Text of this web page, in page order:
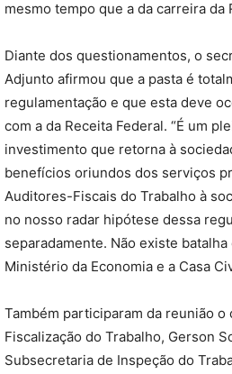
mesmo tempo que a da carreira da
Diante dos questionamentos, o
Adjunto afirmou que a pasta é
regulamentação e que esta deve
com a da Receita Federal. “É um
investimento que retorna à
benefícios oriundos dos serviços
Auditores-Fiscais do Trabalho à
no nosso radar hipótese dessa
separadamente. Não existe batalha
Ministério da Economia e a Casa
Também participaram da reunião o
Fiscalização do Trabalho, Gerson
Subsecretaria de Inspeção do